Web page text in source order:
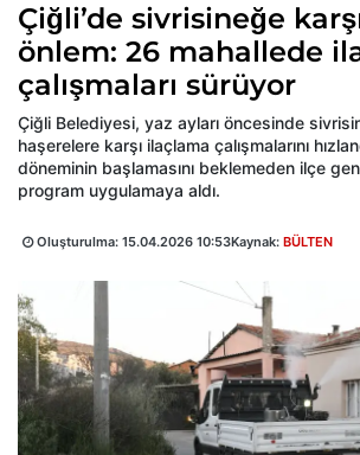
Çiğli’de sivrisineğe
önlem: 26 mahallede
çalışmaları sürüyor
Çiğli Belediyesi, yaz ayları öncesinde
haşerelere karşı ilaçlama çalışmalarını
döneminin başlamasını beklemeden ilçe
program uygulamaya aldı.
Oluşturulma: 15.04.2026 10:53Kaynak: BÜLTEN